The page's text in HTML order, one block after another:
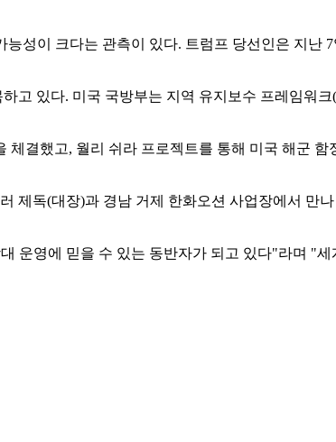
성이 크다는 관측이 있다. 트럼프 당선인은 지난
고 있다. 미국 국방부는 지역 유지보수 프레임워
결했고, 월리 쉬라 프로젝트를 통해 미국 해군
제독(대장)과 경남 거제 한화오션 사업장에서 만
운영에 믿을 수 있는 동반자가 되고 있다"라며 "